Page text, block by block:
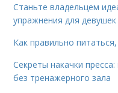
Станьте владельцем
упражнения для девушек
Как правильно
Секреты накачки
без тренажерного зала